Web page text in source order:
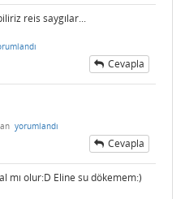
reis saygılar...
Cevapla
yorumlandı
Cevapla
mı olur:D Eline su dökemem:)